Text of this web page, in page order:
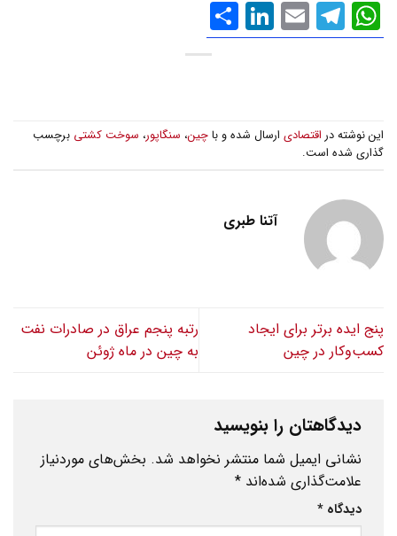
WhatsApp
Telegram
Email
LinkedIn
گذاری
این نوشته در اقتصادی ارسال شده و با چین، سنگاپور، سوخت کشتی برچسب
گذاری شده است.
آتنا طبری
پنج ایده برتر برای ایجاد
کسب‌وکار در چین
رتبه پنجم عراق در صادرات نفت
به چین در ماه ژوئن
دیدگاهتان را بنویسید
نشانی ایمیل شما منتشر نخواهد شد. بخش‌های موردنیاز
علامت‌گذاری شده‌اند *
دیدگاه *